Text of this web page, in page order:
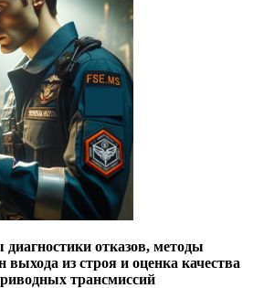
диагностики отказов, методы
выхода из строя и оценка качества
трансмиссий